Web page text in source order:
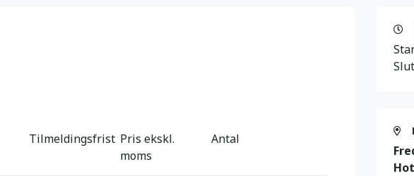
Tilmeldingsfrist Pris ekskl.
moms
Antal